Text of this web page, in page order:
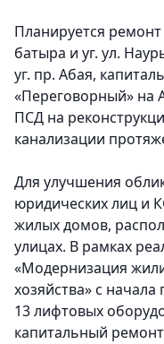
Планируется
батыра и уг. ул.
уг. пр. Абая,
«Переговорный» на
ПСД на
канализации
Для улучшения
юридических лиц и
жилых домов,
улицах. В рамках
«Модернизация
хозяйства» с
13 лифтовых
капитальный